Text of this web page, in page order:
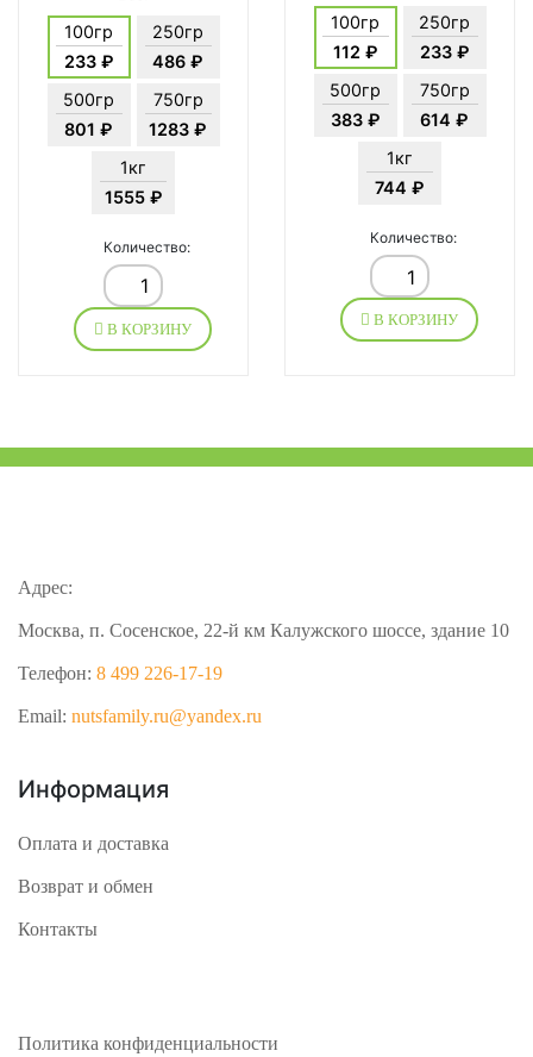
100гр
233 ₽
250гр
486 ₽
500гр
801 ₽
750гр
1283 ₽
1кг
1555 ₽
Количество:
В КОРЗИНУ
100гр
112 ₽
250гр
233 ₽
500гр
383 ₽
750гр
614 ₽
1кг
744 ₽
Количество:
В КОРЗИНУ
Адрес:
Москва, п. Сосенское, 22-й км Калужского шоссе, здание 10
Телефон: 8 499 226-17-19
Email: nutsfamily.ru@yandex.ru
Информация
Оплата и доставка
Возврат и обмен
Контакты
Политика конфиденциальности